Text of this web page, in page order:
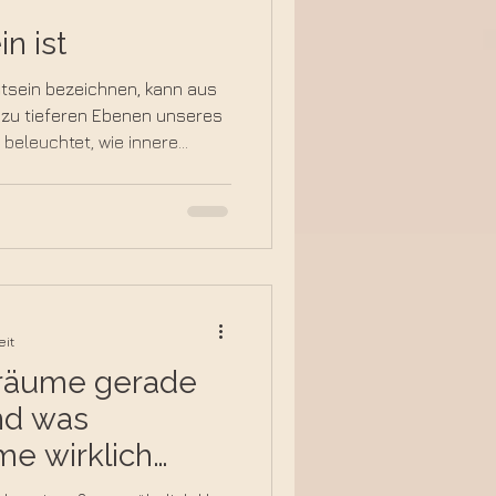
ist
bezeichnen, kann aus
tieferen Ebenen unseres
wie innere
gerade
was
wirklich